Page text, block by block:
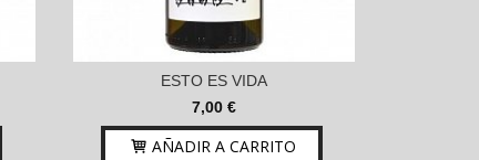
ESTO ES VIDA
7,00 €
AÑADIR A CARRITO